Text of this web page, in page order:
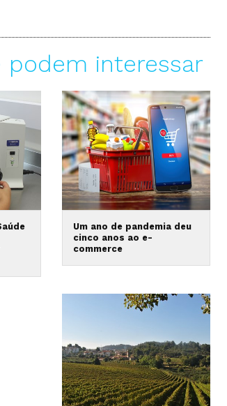
podem interessar
Um ano de pandemia deu
cinco anos ao e-
commerce